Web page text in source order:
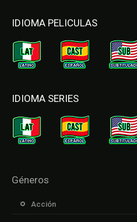
IDIOMA PELICULAS
IDIOMA SERIES
Géneros
Acción